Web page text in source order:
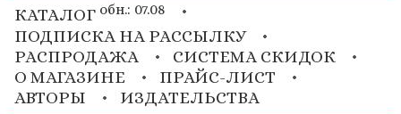
КАТАЛОГ обн.: 07.08
ПОДПИСКА НА РАССЫЛКУ
РАСПРОДАЖА
СИСТЕМА СКИДОК
О МАГАЗИНЕ
ПРАЙС-ЛИСТ
АВТОРЫ
ИЗДАТЕЛЬСТВА